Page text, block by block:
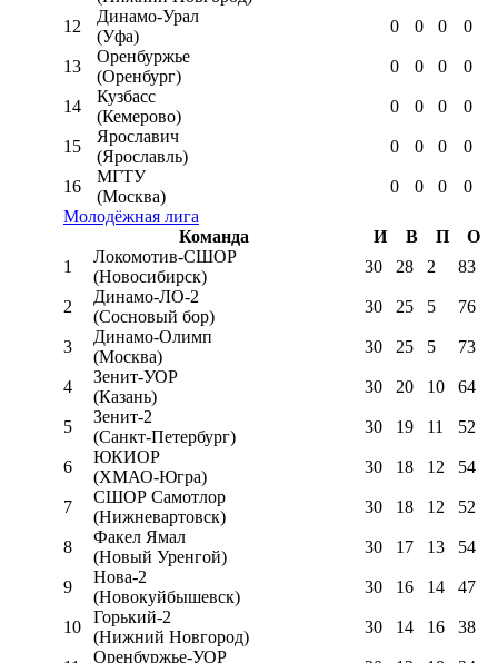
12
Динамо-Урал
(Уфа)
0 0 0 0
13
Оренбуржье
(Оренбург)
0 0 0 0
14
Кузбасс
(Кемерово)
0 0 0 0
15
Ярославич
(Ярославль)
0 0 0 0
16
МГТУ
(Москва)
0 0 0
0
Молодёжная лига
Команда
И В П
О
1
Локомотив-CШОР
(Новосибирск)
30 28 2 83
2
Динамо-ЛО-2
(Сосновый бор)
30 25 5 76
3
Динамо-Олимп
(Москва)
30 25 5 73
4
Зенит-УОР
(Казань)
30 20 10 64
5
Зенит-2
(Санкт-Петербург)
30 19 11 52
6
ЮКИОР
(ХМАО-Югра)
30 18 12 54
7
СШОР Самотлор
(Нижневартовск)
30 18 12 52
8
Факел Ямал
(Новый Уренгой)
30 17 13 54
9
Нова-2
(Новокуйбышевск)
30 16 14 47
10
Горький-2
(Нижний Новгород)
30 14 16 38
Оренбуржье-УОР